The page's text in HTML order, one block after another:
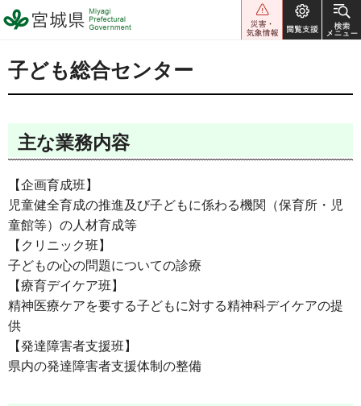
宮城県 Miyagi Prefectural
Government
子ども総合センター
主な業務内容
【企画育成班】
児童健全育成の推進及び子どもに係わる機関（保育所・児
童館等）の人材育成等
【クリニック班】
子どもの心の問題についての診療
【療育デイケア班】
精神医療ケアを要する子どもに対する精神科デイケアの提
供
【発達障害者支援班】
県内の発達障害者支援体制の整備